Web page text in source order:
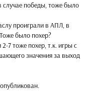
случае победы, тоже было
проиграли в АПЛ, в
было похер?
7 тоже похер, т.к. игры с
значения за выход